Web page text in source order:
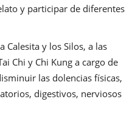
y participar de diferentes
Calesita y los Silos, a las
Chi y Chi Kung a cargo de
las dolencias físicas,
digestivos, nerviosos